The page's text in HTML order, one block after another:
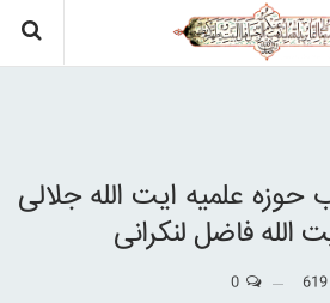
حوزه علمیه ایت الله جلالی
الله فاضل لنکرانی
619
0